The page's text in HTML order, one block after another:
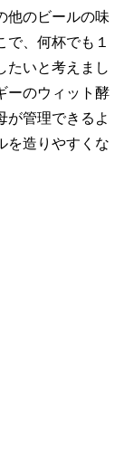
他のビールの味
、何杯でも１
たいと考えまし
ーのウィット酵
が管理できるよ
を造りやすくな